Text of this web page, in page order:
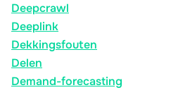
Deepcrawl
Deeplink
Dekkingsfouten
Delen
Demand-forecasting